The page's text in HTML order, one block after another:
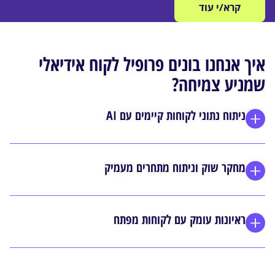
קרא/י עוד
איך אנחנו בונים פרופיל לקוח אידיאלי
שמניע צמיחה?
ניתוח נתוני לקוחות קיימים עם AI
מחקר שוק וניתוח מתחרים מעמיק
ראיונות עומק עם לקוחות מפתח